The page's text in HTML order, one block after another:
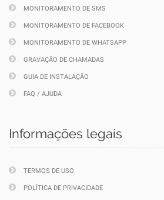
MONITORAMENTO DE SMS
MONITORAMENTO DE FACEBOOK
MONITORAMENTO DE WHATSAPP
GRAVAÇÃO DE CHAMADAS
GUIA DE INSTALAÇÃO
FAQ / AJUDA
Informações legais
TERMOS DE USO
POLÍTICA DE PRIVACIDADE